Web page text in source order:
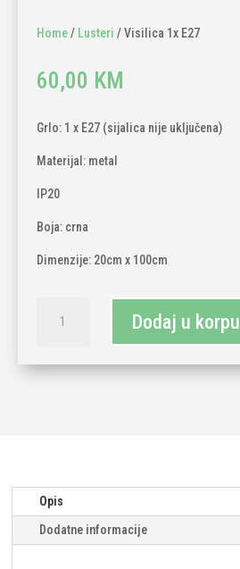
Home/ Lusteri / Visilica 1x E27
60,00 KM
Grlo: 1 x E27 (sijalica nije uključena)
Materijal: metal
IP20
Boja: crna
Dimenzije: 20cm x 100cm
količina
Dodaj u korpu
Opis
Dodatne informacije